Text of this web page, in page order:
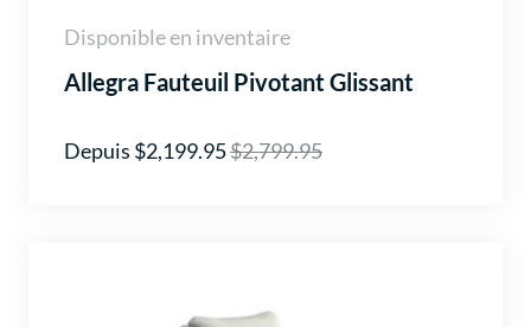
Disponible en inventaire
Allegra Fauteuil Pivotant Glissant
Depuis $2,199.95$2,799.95